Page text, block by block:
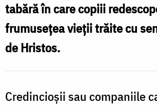
tabără în care copiii
frumusețea vieții trăite cu
de Hristos.
Credincioșii sau companiile